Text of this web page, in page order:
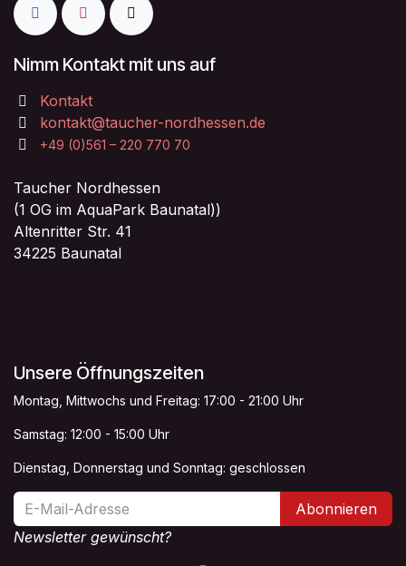
Nimm Kontakt mit uns auf
Kontakt
kontakt@taucher-nordhessen.de
+49 (0)561 – 220 770 70
Taucher Nordhessen
(1 OG im AquaPark Baunatal))
Altenritter Str. 41
34225 Baunatal
Unsere Öffnungszeiten
Montag, Mittwochs und Freitag: 17:00 - 21:00 Uhr
Samstag: 12:00 - 15:00 Uhr
Dienstag, Donnerstag und Sonntag: geschlossen
Abonnieren
Newsletter gewünscht?